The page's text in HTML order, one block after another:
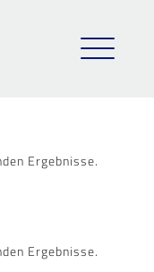
Ergebnisse.
Ergebnisse.